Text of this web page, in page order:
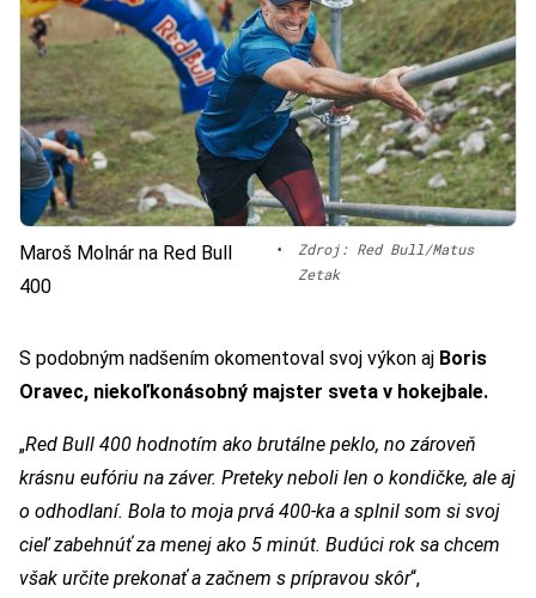
Maroš Molnár na Red Bull
400
•
Zdroj: Red Bull/Matus
Zetak
S podobným nadšením okomentoval svoj výkon aj Boris
Oravec, niekoľkonásobný majster sveta v hokejbale.
„Red Bull 400 hodnotím ako brutálne peklo, no zároveň
krásnu eufóriu na záver. Preteky neboli len o kondičke, ale aj
o odhodlaní. Bola to moja prvá 400-ka a splnil som si svoj
cieľ zabehnúť za menej ako 5 minút. Budúci rok sa chcem
však určite prekonať a začnem s prípravou skôr“,